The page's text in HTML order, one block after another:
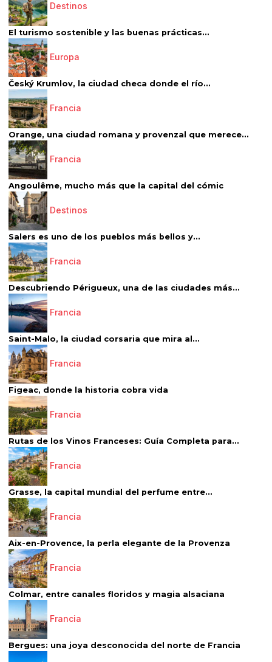
Destinos
El turismo sostenible y las buenas prácticas...
Europa
Český Krumlov, la ciudad checa donde el río...
Francia
Orange, una ciudad romana y provenzal que merece...
Francia
Angoulême, mucho más que la capital del cómic
Destinos
Salers es uno de los pueblos más bellos y...
Francia
Descubriendo Périgueux, una de las ciudades más...
Francia
Saint-Malo, la ciudad corsaria que mira al...
Francia
Figeac, donde la historia cobra vida
Francia
Rutas de los Vinos Franceses: Guía Completa para...
Francia
Grasse, la capital mundial del perfume entre...
Francia
Aix-en-Provence, la perla elegante de la Provenza
Francia
Colmar, entre canales floridos y magia alsaciana
Francia
Bergues: una joya desconocida del norte de Francia